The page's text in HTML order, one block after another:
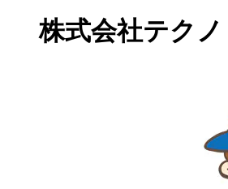
株式会社テク